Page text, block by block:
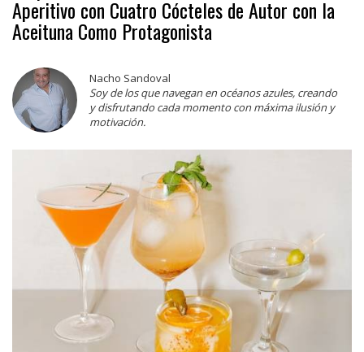
Aperitivo con Cuatro Cócteles de Autor con la
Aceituna Como Protagonista
Nacho Sandoval
Soy de los que navegan en océanos azules, creando
y disfrutando cada momento con máxima ilusión y
motivación.